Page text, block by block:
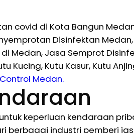
covid di Kota Bangun
Disinfektan
Medan, Jasa Semprot
Kucing, Kutu Kasur, Kutu
Medan.
keperluan kendaraan
berbagai industri pemberi